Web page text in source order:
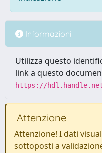
Informazioni
Utilizza questo
link a questo
https://
Attenzione
Attenzione! I dati
sottoposti a